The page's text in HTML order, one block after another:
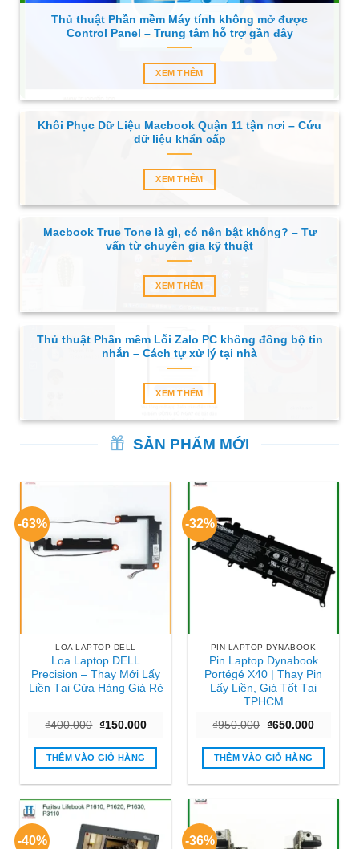
Thủ thuật Phần mềm Máy tính không mở được
Control Panel – Trung tâm hỗ trợ gần đây
XEM THÊM
Khôi Phục Dữ Liệu Macbook Quận 11 tận nơi – Cứu
dữ liệu khẩn cấp
XEM THÊM
Macbook True Tone là gì, có nên bật không? – Tư
vấn từ chuyên gia kỹ thuật
XEM THÊM
Thủ thuật Phần mềm Lỗi Zalo PC không đồng bộ tin
nhắn – Cách tự xử lý tại nhà
XEM THÊM
SẢN PHẨM MỚI
-63%
LOA LAPTOP DELL
Loa Laptop DELL
Precision – Thay Mới Lấy
Liền Tại Cửa Hàng Giá Rẻ
₫400.000 Giá
là:
₫400.000.
₫150.000Giá
tại
₫150.000.
THÊM VÀO GIỎ HÀNG
-32%
PIN LAPTOP DYNABOOK
Pin Laptop Dynabook
Portégé X40 | Thay Pin
Lấy Liền, Giá Tốt Tại
TPHCM
₫950.000 Giá
là:
₫950.000.
₫650.000Giá
tại
THÊM VÀO GIỎ HÀNG
-40% -36%